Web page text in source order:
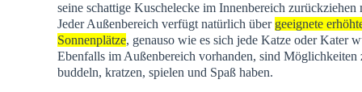
seine schattige Kuschelecke im Innenbereich zurückziehen
Jeder Außenbereich verfügt natürlich über geeignete
Sonnenplätze, genauso wie es sich jede Katze oder Kater
Ebenfalls im Außenbereich vorhanden, sind Möglichkeiten
buddeln, kratzen, spielen und Spaß haben.